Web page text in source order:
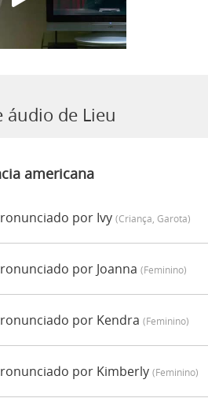
áudio de Lieu
americana
por Ivy (criança, Garota)
por Joanna (feminino)
por Kendra (feminino)
por Kimberly (feminino)